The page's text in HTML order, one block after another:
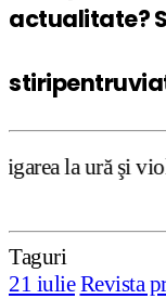
actualitate?
Dar,
Taguri
21 iulie Revista